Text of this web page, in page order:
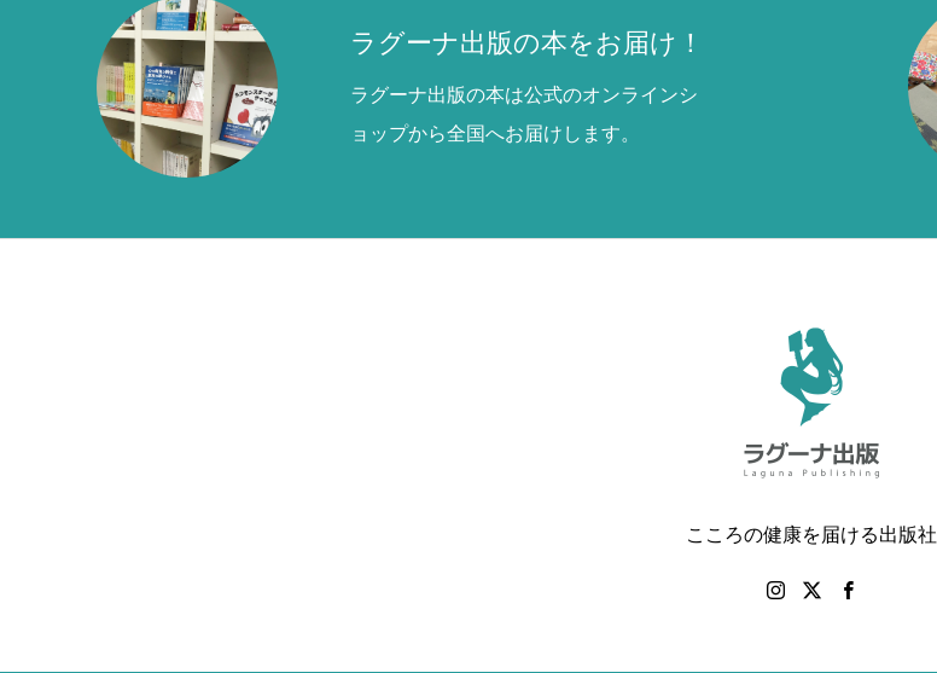
ラグーナ出版の本をお届け！
ラグーナ出版の本は公式のオンラインシ
ョップから全国へお届けします。
こころの健康を届ける出版社